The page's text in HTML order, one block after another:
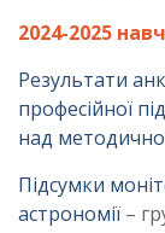
2024-2025
Результати
професійної
над
Підсумки
астрономії –